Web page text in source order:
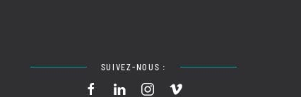
SUIVEZ-NOUS :